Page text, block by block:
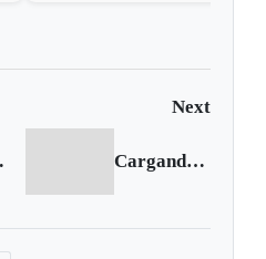
Next
Cargando siguiente...